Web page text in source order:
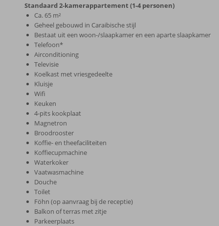
Standaard 2-kamerappartement (1-4 personen)
Ca. 65 m²
Geheel gebouwd in Caraibische stijl
Bestaat uit een woon-/slaapkamer en een aparte slaapkamer
Telefoon*
Airconditioning
Televisie
Koelkast met vriesgedeelte
Kluisje
Wifi
Keuken
4-pits kookplaat
Magnetron
Broodrooster
Koffie- en theefaciliteiten
Koffiecupmachine
Waterkoker
Vaatwasmachine
Douche
Toilet
Föhn (op aanvraag bij de receptie)
Balkon of terras met zitje
Parkeerplaats